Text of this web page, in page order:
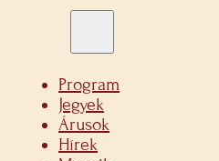
Program
Jegyek
Árusok
Hírek